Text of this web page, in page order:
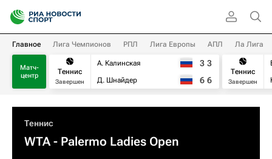
Главное Лига Чемпионов РПЛ Лига Европы АПЛ Ла Лига
Матч-
центр
Теннис
Завершен
А. Калинская
Д. Шнайдер
3 3
6 6
Теннис
Завершен
Теннис
WTA- Palermo Ladies Open